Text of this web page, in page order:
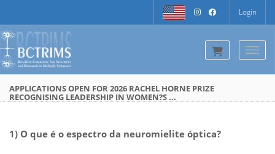
Login
APPLICATIONS OPEN FOR 2026 RACHEL HORNE PRIZE
RECOGNISING LEADERSHIP IN WOMEN?S ...
1) O que é o espectro da neuromielite óptica?